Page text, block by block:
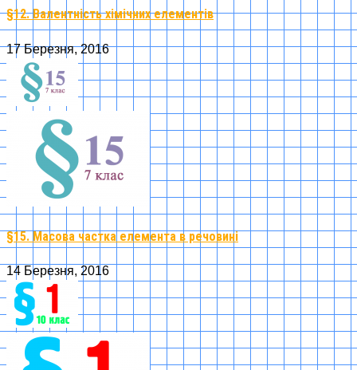
§12. Валентність хімічних елементів
17 Березня, 2016
§15. Масова частка елемента в речовині
14 Березня, 2016